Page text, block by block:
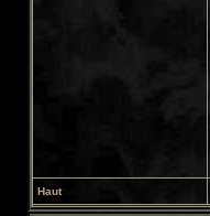
Haut